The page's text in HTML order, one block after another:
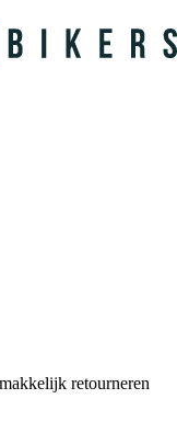
retourneren